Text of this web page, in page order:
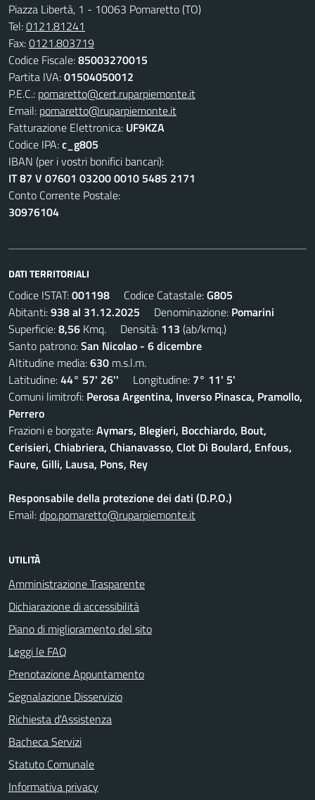
Piazza Libertà, 1 - 10063 Pomaretto (TO)
Tel:0121.81241
Fax:0121.803719
Codice Fiscale:85003270015
Partita IVA:01504050012
P.E.C.: pomaretto@cert.ruparpiemonte.it
Email: pomaretto@ruparpiemonte.it
Fatturazione Elettronica: UF9KZA
Codice IPA:c_g805
IBAN (per i vostri bonifici bancari):
IT 87 V 07601 03200 0010 5485 2171
Conto Corrente Postale:
30976104
DATI TERRITORIALI
Codice ISTAT:001198 Codice Catastale:G805
Abitanti:938 al 31.12.2025 Denominazione: Pomarini
Superficie:8,56 Kmq. Densità: 113 (ab/kmq.)
Santo patrono:San Nicolao - 6 dicembre
Altitudine media:630 m.s.l.m.
Latitudine:44° 57' 26'' Longitudine: 7° 11' 5'
Comuni limitrofi: Perosa Argentina, Inverso Pinasca, Pramollo,
Perrero
Frazioni e borgate:Aymars, Blegieri, Bocchiardo, Bout,
Cerisieri, Chiabriera, Chianavasso, Clot Di Boulard, Enfous,
Faure, Gilli, Lausa, Pons, Rey
Responsabile della protezione dei dati (D.P.O.)
Email:dpo.pomaretto@ruparpiemonte.it
UTILITÀ
Amministrazione Trasparente
Dichiarazione di accessibilità
Piano di miglioramento del sito
Leggi le FAQ
Prenotazione Appuntamento
Segnalazione Disservizio
Richiesta d'Assistenza
Bacheca Servizi
Statuto Comunale
Informativa privacy